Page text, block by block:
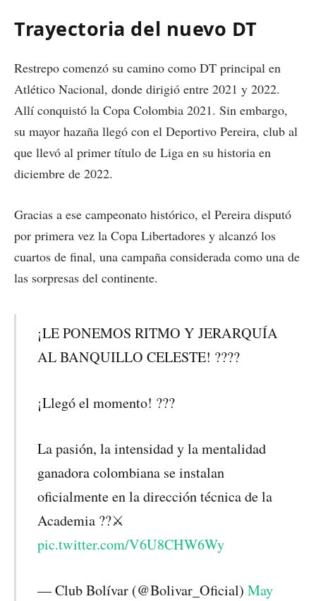
Trayectoria del nuevo DT
Restrepo comenzó su camino como DT principal en
Atlético Nacional, donde dirigió entre 2021 y 2022.
Allí conquistó la Copa Colombia 2021. Sin embargo,
su mayor hazaña llegó con el Deportivo Pereira, club al
que llevó al primer título de Liga en su historia en
diciembre de 2022.
Gracias a ese campeonato histórico, el Pereira disputó
por primera vez la Copa Libertadores y alcanzó los
cuartos de final, una campaña considerada como una de
las sorpresas del continente.
¡LE PONEMOS RITMO Y JERARQUÍA
AL BANQUILLO CELESTE! ????
¡Llegó el momento! ???
La pasión, la intensidad y la mentalidad
ganadora colombiana se instalan
oficialmente en la dirección técnica de la
Academia ??⚔️
pic.twitter.com/V6U8CHW6Wy
— Club Bolívar (@Bolivar_Oficial)May